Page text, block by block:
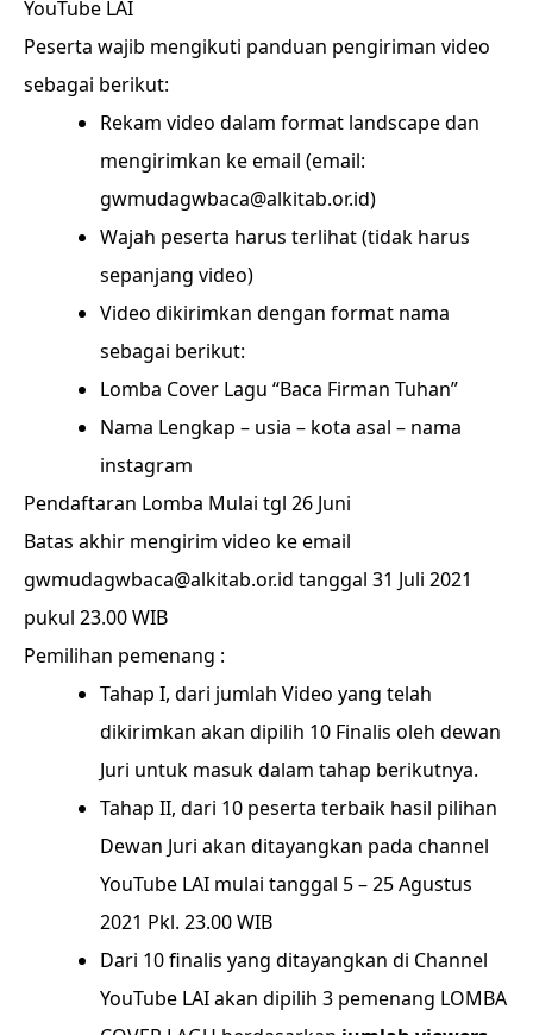
YouTube LAI
Peserta wajib mengikuti panduan pengiriman video
sebagai berikut:
Rekam video dalam format landscape dan
mengirimkan ke email (email:
gwmudagwbaca@alkitab.or.id)
Wajah peserta harus terlihat (tidak harus
sepanjang video)
Video dikirimkan dengan format nama
sebagai berikut:
Lomba Cover Lagu “Baca Firman Tuhan”
Nama Lengkap – usia – kota asal – nama
instagram
Pendaftaran Lomba Mulai tgl 26 Juni
Batas akhir mengirim video ke email
gwmudagwbaca@alkitab.or.id tanggal 31 Juli 2021
pukul 23.00 WIB
Pemilihan pemenang :
Tahap I, dari jumlah Video yang telah
dikirimkan akan dipilih 10 Finalis oleh dewan
Juri untuk masuk dalam tahap berikutnya.
Tahap II, dari 10 peserta terbaik hasil pilihan
Dewan Juri akan ditayangkan pada channel
YouTube LAI mulai tanggal 5 – 25 Agustus
2021 Pkl. 23.00 WIB
Dari 10 finalis yang ditayangkan di Channel
YouTube LAI akan dipilih 3 pemenang LOMBA